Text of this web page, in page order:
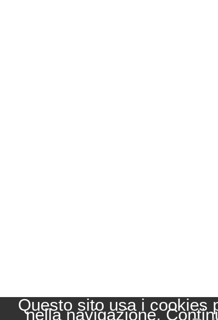
Questo sito usa i cookies
nella navigazione.